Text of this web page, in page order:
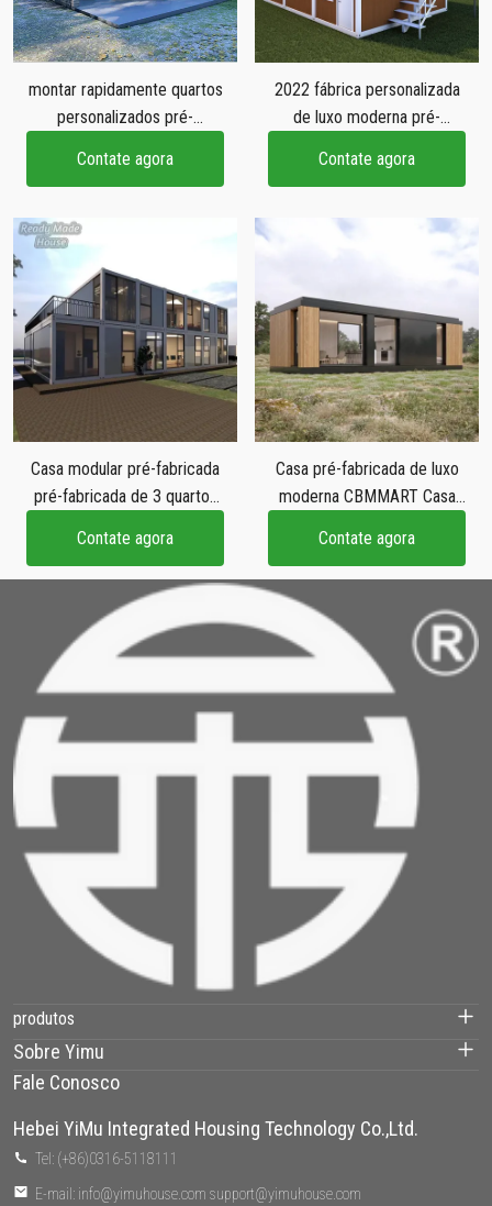
montar rapidamente quartos
personalizados pré-
casa pré-fabricada vivenda
Contate agora
2022 fábrica personalizada
de luxo moderna pré-
china pré-fabricada
recipiente vivo para casa
Contate agora
Casa modular pré-fabricada
pré-fabricada de 3 quartos
minúsculos modulares Casas
de contêiner Casa para
venda
Contate agora
Casa pré-fabricada de luxo
moderna CBMMART Casa
de montar 20 pés 40 pés
casa de contêiner
Contate agora
produtos
casa pré-fabricada
Villa Aço Leve
Sobre Yimu
Sobre nós
Fábrica
Fale Conosco
Hebei YiMu Integrated Housing Technology Co.,Ltd.
Tel: (+86)0316-5118111
E-mail: info@yimuhouse.com support@yimuhouse.com